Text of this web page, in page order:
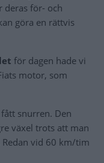
deras för- och
göra en rättvis
för dagen hade vi
motor, som
snurren. Den
växel trots att man
Redan vid 60 km/tim